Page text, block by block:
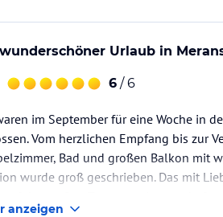
Urlaub in
6 / 6
im September für eine Woche in
Vom herzlichen Empfang bis zur
Bad und großen Balkon mit
wurde groß geschrieben. Das mit
anzeigen